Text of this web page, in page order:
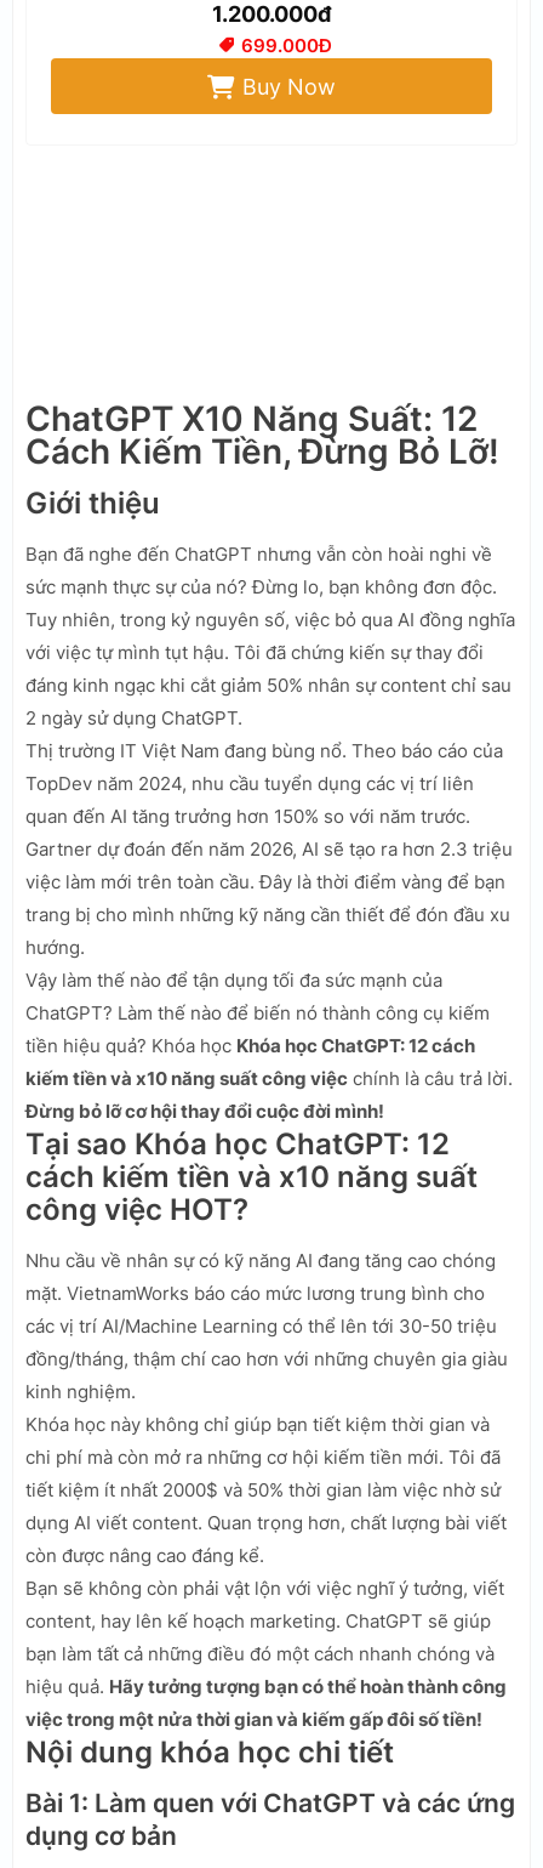
1.200.000đ
699.000Đ
Buy Now
ChatGPT X10 Năng Suất: 12
Cách Kiếm Tiền, Đừng Bỏ Lỡ!
Giới thiệu
Bạn đã nghe đến ChatGPT nhưng vẫn còn hoài nghi về
sức mạnh thực sự của nó? Đừng lo, bạn không đơn độc.
Tuy nhiên, trong kỷ nguyên số, việc bỏ qua AI đồng nghĩa
với việc tự mình tụt hậu. Tôi đã chứng kiến sự thay đổi
đáng kinh ngạc khi cắt giảm 50% nhân sự content chỉ sau
2 ngày sử dụng ChatGPT.
Thị trường IT Việt Nam đang bùng nổ. Theo báo cáo của
TopDev năm 2024, nhu cầu tuyển dụng các vị trí liên
quan đến AI tăng trưởng hơn 150% so với năm trước.
Gartner dự đoán đến năm 2026, AI sẽ tạo ra hơn 2.3 triệu
việc làm mới trên toàn cầu. Đây là thời điểm vàng để bạn
trang bị cho mình những kỹ năng cần thiết để đón đầu xu
hướng.
Vậy làm thế nào để tận dụng tối đa sức mạnh của
ChatGPT? Làm thế nào để biến nó thành công cụ kiếm
tiền hiệu quả? Khóa học Khóa học ChatGPT: 12 cách
kiếm tiền và x10 năng suất công việc chính là câu trả lời.
Đừng bỏ lỡ cơ hội thay đổi cuộc đời mình!
Tại sao Khóa học ChatGPT: 12
cách kiếm tiền và x10 năng suất
công việc HOT?
Nhu cầu về nhân sự có kỹ năng AI đang tăng cao chóng
mặt. VietnamWorks báo cáo mức lương trung bình cho
các vị trí AI/Machine Learning có thể lên tới 30-50 triệu
đồng/tháng, thậm chí cao hơn với những chuyên gia giàu
kinh nghiệm.
Khóa học này không chỉ giúp bạn tiết kiệm thời gian và
chi phí mà còn mở ra những cơ hội kiếm tiền mới. Tôi đã
tiết kiệm ít nhất 2000$ và 50% thời gian làm việc nhờ sử
dụng AI viết content. Quan trọng hơn, chất lượng bài viết
còn được nâng cao đáng kể.
Bạn sẽ không còn phải vật lộn với việc nghĩ ý tưởng, viết
content, hay lên kế hoạch marketing. ChatGPT sẽ giúp
bạn làm tất cả những điều đó một cách nhanh chóng và
hiệu quả. Hãy tưởng tượng bạn có thể hoàn thành công
việc trong một nửa thời gian và kiếm gấp đôi số tiền!
Nội dung khóa học chi tiết
Bài 1: Làm quen với ChatGPT và các ứng
dụng cơ bản